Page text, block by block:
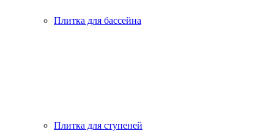
Плитка для бассейна
Плитка для ступеней